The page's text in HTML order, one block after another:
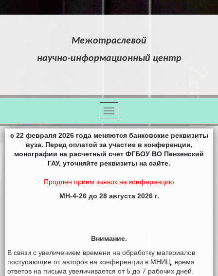
Межотраслевой
научно-информационный центр
с 22 февраля 2026 года меняются банковские реквизиты
вуза. Перед оплатой за участие в конференции,
монографии на расчетный счет ФГБОУ ВО Пензенский
ГАУ, уточняйте реквизиты на сайте.
Продлен прием заявок на конференцию
МН-4-26 до 28 августа 2026 г.
Внимание.
В связи с увеличением времени на обработку материалов
поступающие от авторов на конференции в МНИЦ, время
ответов на письма увеличивается от 5 до 7 рабочих дней.